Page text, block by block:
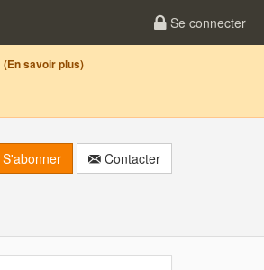
Se connecter
(En savoir plus)
S'abonner Contacter